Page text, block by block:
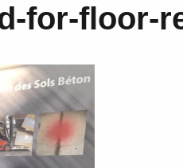
for-floor-